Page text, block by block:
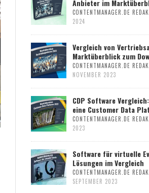
Anbieter im
CONTENTMANAGER.DE
2024
Vergleich von
Marktüberblick zum
CONTENTMANAGER.DE
NOVEMBER 2023
CDP Software
eine Customer Data
CONTENTMANAGER.DE
2023
Software für virtuelle
Lösungen im Vergleich
CONTENTMANAGER.DE
SEPTEMBER 2023